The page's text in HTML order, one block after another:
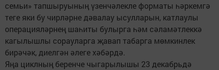
семьи» тапшыруының үзенчәлекле форматы һәркемгә
теге яки бу чирләрне дәвалау ысулларын, катлаулы
операцияләрнең шаһиты булырга һәм сәламәтлеккә
кагылышлы сорауларга җавап табарга мөмкинлек
бирәчәк, диелгән әлеге хәбәрдә.
Яңа циклның беренче чыгарылышы 23 декабрьдә